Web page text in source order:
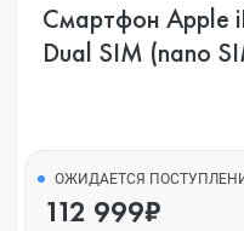
Смартфон Apple
Dual SIM (nano
ОЖИДАЕТСЯ
112 999₽